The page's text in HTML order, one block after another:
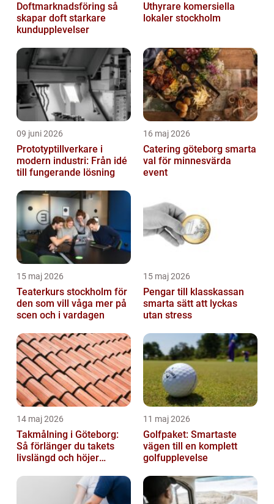
Doftmarknadsföring så
skapar doft starkare
kundupplevelser
Uthyrare komersiella
lokaler stockholm
09 juni 2026
Prototyptillverkare i
modern industri: Från idé
till fungerande lösning
16 maj 2026
Catering göteborg smarta
val för minnesvärda
event
15 maj 2026
Teaterkurs stockholm för
den som vill våga mer på
scen och i vardagen
15 maj 2026
Pengar till klasskassan
smarta sätt att lyckas
utan stress
14 maj 2026
Takmålning i Göteborg:
Så förlänger du takets
livslängd och höjer
11 maj 2026
Golfpaket: Smartaste
vägen till en komplett
golfupplevelse